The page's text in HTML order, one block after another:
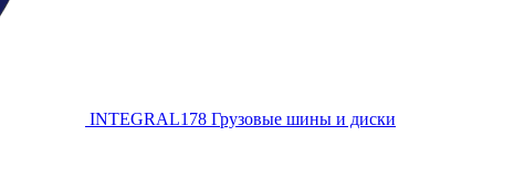
INTEGRAL178 Грузовые шины и диски